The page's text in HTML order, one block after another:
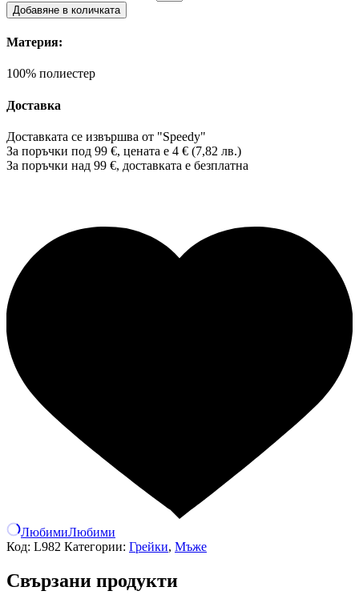
Добавяне в количката
Материя:
100% полиестер
Доставка
Доставката се извършва от "Speedy"
За поръчки под 99 €, цената е 4 € (7,82 лв.)
За поръчки над 99 €, доставката е безплатна
ЛюбимиЛюбими
Код: L982 Категории: Грейки, Мъже
Свързани продукти